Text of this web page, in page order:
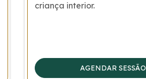
criança interior.
AGENDAR SESSÃO